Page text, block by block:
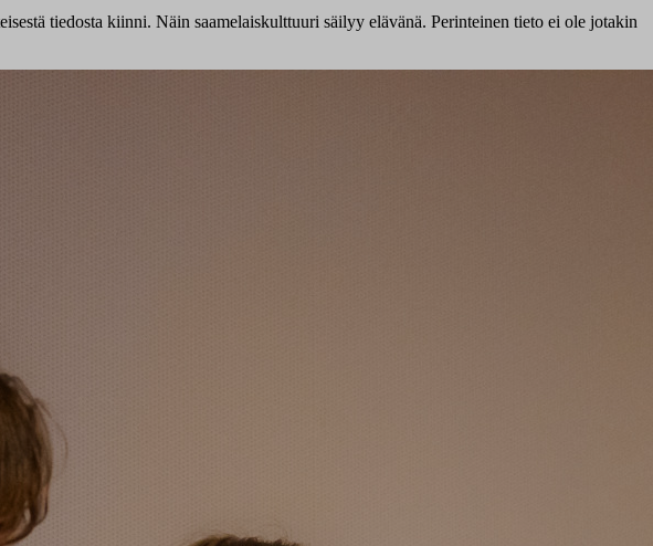
tiedosta kiinni. Näin saamelaiskulttuuri säilyy elävänä. Perinteinen tieto ei ole jotakin